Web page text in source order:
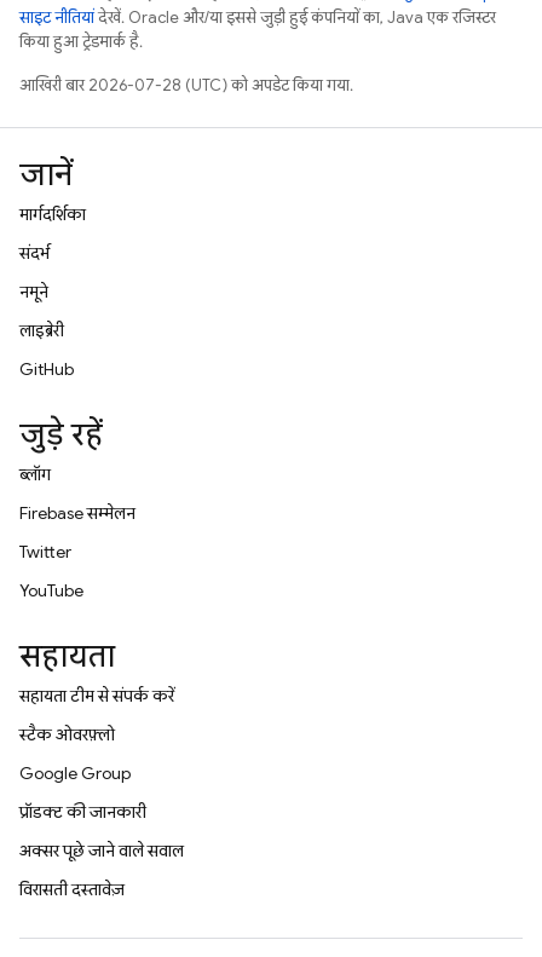
साइट नीतियांदेखें. Oracle और/या इससे जुड़ी हुई कंपनियों का, Java एक रजिस्टर
किया हुआ ट्रेडमार्क है.
आखिरी बार 2026-07-28 (UTC) को अपडेट किया गया.
जानें
मार्गदर्शिका
संदर्भ
नमूने
लाइब्रेरी
GitHub
जुड़े रहें
ब्लॉग
Firebase सम्मेलन
Twitter
YouTube
सहायता
सहायता टीम से संपर्क करें
स्टैक ओवरफ़्लो
Google Group
प्रॉडक्ट की जानकारी
अक्सर पूछे जाने वाले सवाल
विरासती दस्तावेज़